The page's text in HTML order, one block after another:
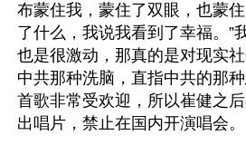
布蒙住我，蒙住了双眼，也蒙
了什么，我说我看到了幸福。”
也是很激动，那真的是对现实
中共那种洗脑，直指中共的那
首歌非常受欢迎，所以崔健之
出唱片，禁止在国内开演唱会。